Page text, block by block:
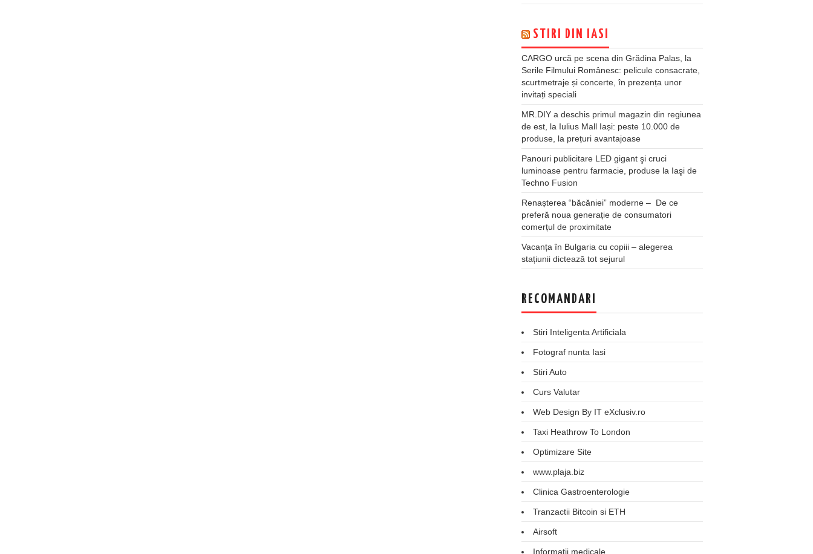
STIRI DIN IASI
CARGO urcă pe scena din Grădina Palas, la
Serile Filmului Românesc: pelicule consacrate,
scurtmetraje și concerte, în prezența unor
invitați speciali
MR.DIY a deschis primul magazin din regiunea
de est, la Iulius Mall Iași: peste 10.000 de
produse, la prețuri avantajoase
Panouri publicitare LED gigant şi cruci
luminoase pentru farmacie, produse la Iaşi de
Techno Fusion
Renașterea “băcăniei” moderne – De ce
preferă noua generație de consumatori
comerțul de proximitate
Vacanța în Bulgaria cu copiii – alegerea
stațiunii dictează tot sejurul
RECOMANDARI
Stiri Inteligenta Artificiala
Fotograf nunta Iasi
Stiri Auto
Curs Valutar
Web Design By IT eXclusiv.ro
Taxi Heathrow To London
Optimizare Site
www.plaja.biz
Clinica Gastroenterologie
Tranzactii Bitcoin si ETH
Airsoft
Informatii medicale